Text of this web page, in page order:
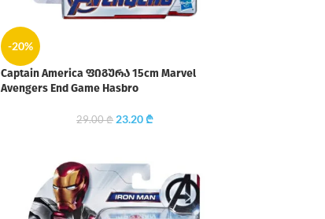
-20%
Captain America ფიგურა 15cm Marvel
Avengers End Game Hasbro
29.00₾ 23.20₾